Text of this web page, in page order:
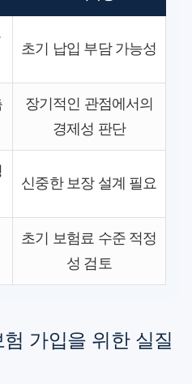
초기 납입 부담 가능성
장기적인 관점에서의
경제성 판단
신중한 보장 설계 필요
초기 보험료 수준 적정
성 검토
가입을 위한 실질